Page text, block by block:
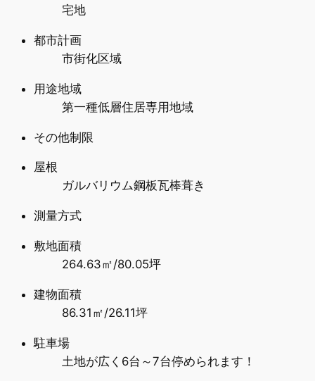
宅地
都市計画
市街化区域
用途地域
第一種低層住居専用地域
その他制限
屋根
ガルバリウム鋼板瓦棒葺き
測量方式
敷地面積
264.63㎡/80.05坪
建物面積
86.31㎡/26.11坪
駐車場
土地が広く6台～7台停められます！